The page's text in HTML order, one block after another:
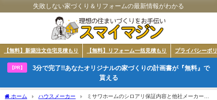
失敗しない家づくり＆リフォームの最新情報がわかる
【無料】新築注文住宅見積もり 【無料】リフォーム一括見積もり プライバシーポ
【PR】
3分で完了!!あなたオリジナルの家づくりの計画書が『無料』で
貰える
ホーム ハウスメーカー
ミサワホームのシロアリ保証内容と他社メーカーと